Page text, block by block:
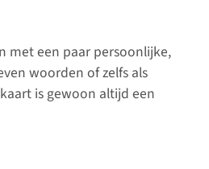
met een paar persoonlijke,
woorden of zelfs als
is gewoon altijd een